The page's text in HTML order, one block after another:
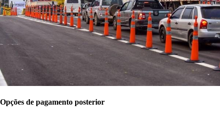
Opções de pagamento posterior